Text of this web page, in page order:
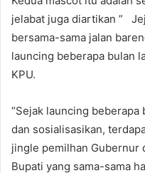
jelabat juga diartikan ”
bersama-sama jalan
launcing beberapa bulan
KPU.
“Sejak launcing beberapa
dan sosialisasikan,
jingle pemilhan Gubernur
Bupati yang sama-sama